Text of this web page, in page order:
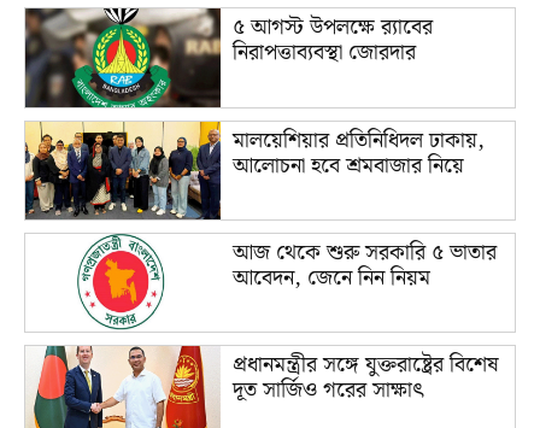
৫ আগস্ট উপলক্ষে র‌্যাবের
নিরাপত্তাব্যবস্থা জোরদার
মালয়েশিয়ার প্রতিনিধিদল ঢাকায়,
আলোচনা হবে শ্রমবাজার নিয়ে
আজ থেকে শুরু সরকারি ৫ ভাতার
আবেদন, জেনে নিন নিয়ম
প্রধানমন্ত্রীর সঙ্গে যুক্তরাষ্ট্রের বিশেষ
দূত সার্জিও গরের সাক্ষাৎ